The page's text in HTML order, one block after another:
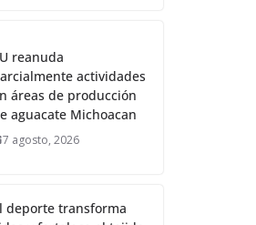
reanuda
actividades
áreas de producción
aguacate Michoacan
7 agosto, 2026
deporte transforma